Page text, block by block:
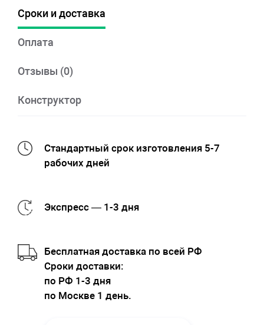
Сроки и доставка
Оплата
Отзывы (0)
Конструктор
Стандартный срок изготовления 5-7
рабочих дней
Экспресс — 1-3 дня
Бесплатная доставка по всей РФ
Cроки доставки:
по РФ 1-3 дня
по Москве 1 день.